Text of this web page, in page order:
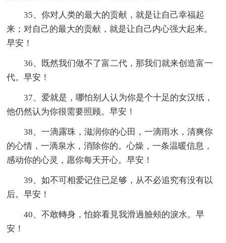
35、你对人类的最大的贡献，就是让自己幸福起
来；对自己的最大的贡献，就是让自己内心强大起来。
早安！
36、既然我们做不了富二代，那我们就来创造富一
代。早安！
37、爱就是，哪怕别人认为你是个十足的女汉纸，
他仍然认为你很需要照顾。早安！
38、一滴露珠，滋润你的心田，一滴雨水，清爽你
的心情，一滴泉水，消除你的。心燥，一条温暖信息，
感动你的心灵，愿你每天开心。早安！
39、如不可相爱记住已足够，从不必追究有没有以
后。早安！
40、不敢轉身，怕妳看見我滑過臉頰的淚水。早
安！